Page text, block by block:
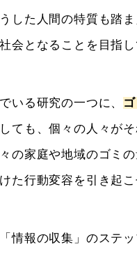
した人間の特質も踏
会となることを目指し
いる研究の一つに、
ても、個々の人々が
の家庭や地域のゴミ
た行動変容を引き起
情報の収集」のステ